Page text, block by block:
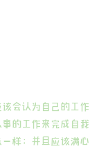
会认为自己的工作
的工作来完成自我
样；并且应该满心